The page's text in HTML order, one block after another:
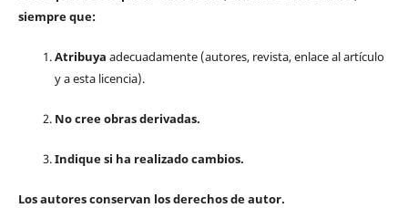
siempre que:
Atribuya adecuadamente (autores, revista, enlace al artículo
y a esta licencia).
No cree obras derivadas.
Indique si ha realizado cambios.
Los autores conservan los derechos de autor.